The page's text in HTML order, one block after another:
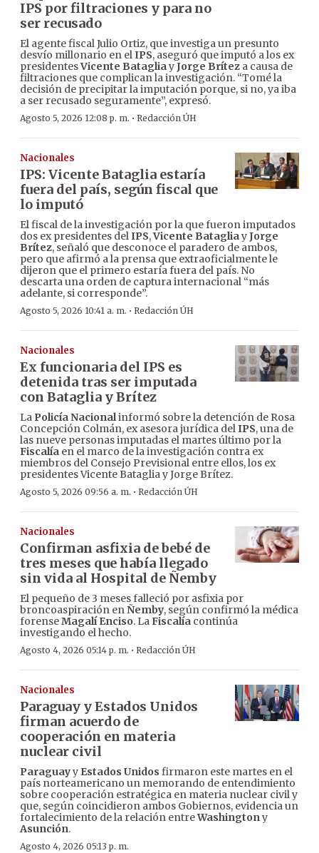
IPS por filtraciones y para no
ser recusado
El agente fiscal Julio Ortiz, que investiga un presunto
desvío millonario en elIPS, aseguró que imputó a los ex
presidentesVicente BatagliayJorge Brítez a causa de
filtraciones que complican la investigación. “Tomé la
decisión de precipitar la imputación porque, si no, ya iba
a ser recusado seguramente”, expresó.
Agosto 5, 2026 12:08 p. m. · Redacción ÚH
Nacionales
IPS: Vicente Bataglia estaría
fuera del país, según fiscal que
lo imputó
El fiscal de la investigación por la que fueron imputados
dos ex presidentes delIPS,Vicente BatagliayJorge
Brítez, señaló que desconoce el paradero de ambos,
pero que afirmó a la prensa que extraoficialmente le
dijeron que el primero estaría fuera del país. No
descarta una orden de captura internacional “más
adelante, si corresponde”.
Agosto 5, 2026 10:41 a. m. · Redacción ÚH
Nacionales
Ex funcionaria del IPS es
detenida tras ser imputada
con Bataglia y Brítez
La Policía Nacionalinformó sobre la detención de Rosa
Concepción Colmán, ex asesora jurídica delIPS, una de
las nueve personas imputadas el martes último por la
Fiscalía en el marco de la investigación contra ex
miembros del Consejo Previsional entre ellos, los ex
presidentes Vicente Bataglia y Jorge Brítez.
Agosto 5, 2026 09:56 a. m. · Redacción ÚH
Nacionales
Confirman asfixia de bebé de
tres meses que había llegado
sin vida al Hospital de Ñemby
El pequeño de 3 meses falleció por asfixia por
broncoaspiración enÑemby, según confirmó la médica
forenseMagalí Enciso. LaFiscalía continúa
investigando el hecho.
Agosto 4, 2026 05:14 p. m. · Redacción ÚH
Nacionales
Paraguay y Estados Unidos
firman acuerdo de
cooperación en materia
nuclear civil
Paraguayy Estados Unidos firmaron este martes en el
país norteamericano un memorando de entendimiento
sobre cooperación estratégica en materia nuclear civil y
que, según coincidieron ambos Gobiernos, evidencia un
fortalecimiento de la relación entreWashingtony
Asunción.
Agosto 4, 2026 05:13 p. m.